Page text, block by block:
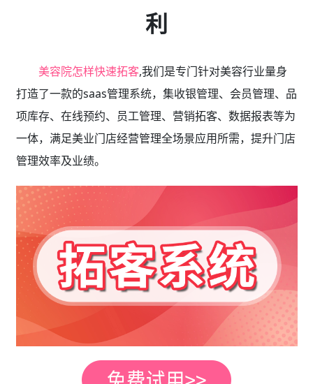
利
美容院怎样快速拓客,我们是专门针对美容行业量身
打造了一款的saas管理系统，集收银管理、会员管理、品
项库存、在线预约、员工管理、营销拓客、数据报表等为
一体，满足美业门店经营管理全场景应用所需，提升门店
管理效率及业绩。